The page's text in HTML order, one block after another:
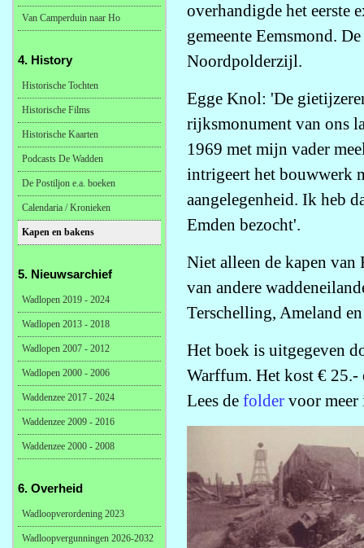
overhandigde het eerste
gemeente Eemsmond.
Noordpolderzijl.
Egge Knol: 'De
rijksmonument van ons
1969 met mijn vader
intrigeert het bouwwerk
aangelegenheid. Ik heb
Emden bezocht'.
Niet alleen de kapen
van andere
Terschelling, Ameland
Het boek is uitgegeven
Warffum. Het kost €
Lees de folder voor
Van Camperduin naar Ho
4. History
Historische Tochten
Historische Films
Historische Kaarten
Podcasts De Wadden
De Postiljon e.a. boeken
Calendaria / Kronieken
Kapen en bakens
5. Nieuwsarchief
Wadlopen 2019 - 2024
Wadlopen 2013 - 2018
Wadlopen 2007 - 2012
Wadlopen 2000 - 2006
Waddenzee 2017 - 2024
Waddenzee 2009 - 2016
Waddenzee 2000 - 2008
6. Overheid
Wadloopverordening 2023
Wadloopvergunningen 2026-2032